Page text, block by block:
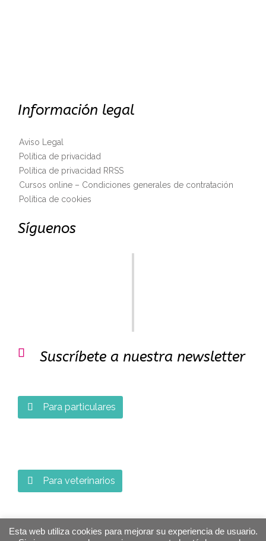
Información legal
Aviso Legal
Política de privacidad
Política de privacidad RRSS
Cursos online – Condiciones generales de contratación
Política de cookies
Síguenos
 Suscríbete a nuestra newsletter
 Para particulares
 Para veterinarios
Esta web utiliza cookies para mejorar su experiencia de usuario.